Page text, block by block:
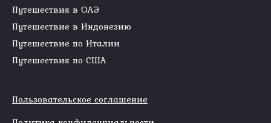
Путешествия в ОАЭ
Путешествие в Индонезию
Путешествие по Италии
Путешествия по США
Пользовательское соглашение